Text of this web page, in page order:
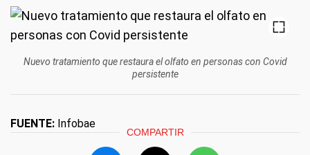
Nuevo tratamiento que restaura el olfato en personas con Covid
persistente
FUENTE: Infobae
COMPARTIR